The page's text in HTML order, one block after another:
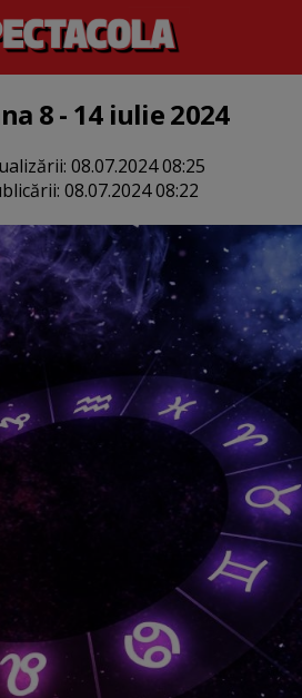
8 - 14 iulie 2024
08.07.2024 08:25
08.07.2024 08:22